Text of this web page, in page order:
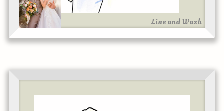
Line and Wash